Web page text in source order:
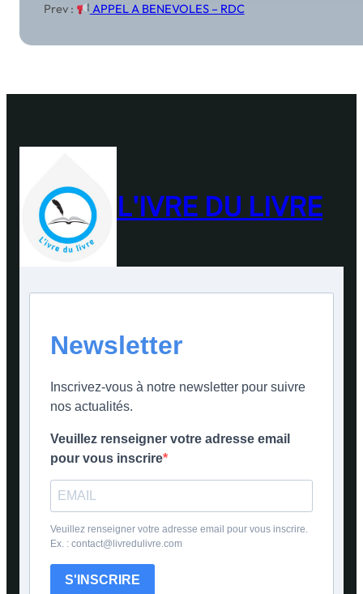
Prev : APPEL A BENEVOLES – RDC
L'IVRE DU LIVRE
Newsletter
Inscrivez-vous à notre newsletter pour suivre
nos actualités.
Veuillez renseigner votre adresse email
pour vous inscrire
Veuillez renseigner votre adresse email pour vous inscrire.
Ex. : contact@livredulivre.com
S'INSCRIRE